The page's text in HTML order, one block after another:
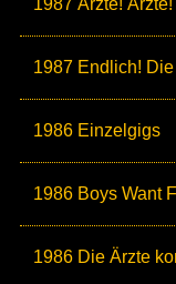
1987 Ärzte! Ärzte!
1987 Endlich!
1986 Einzelgigs
1986 Boys Want
1986 Die Ärzte